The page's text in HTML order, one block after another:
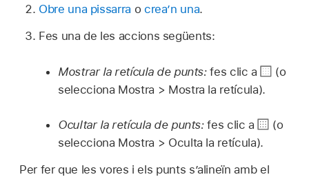
Obre una pissarra o crea’n una.
Fes una de les accions següents:
Mostrar la retícula de punts:fes clic a
(o
selecciona Mostra > Mostra la retícula).
Ocultar la retícula de punts:fes clic a
(o
selecciona Mostra > Oculta la retícula).
Per fer que les vores i els punts s’alineïn amb el